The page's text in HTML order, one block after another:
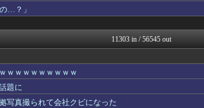
ン引き、Ub...
った息子嫁
おうち速報
入っても体内...
政経ワロスまとめニュース♪
鷹速@ホークスまとめブログ
なった。それ...
wwwwwww...
アニゲー速報
ｗｗｗｗｗｗｗ...
VIPPER速報
げぇ速
…？」
11303 in / 56545 out
ｗｗｗｗｗｗｗｗｗ
題に
写真撮られて会社クビになった